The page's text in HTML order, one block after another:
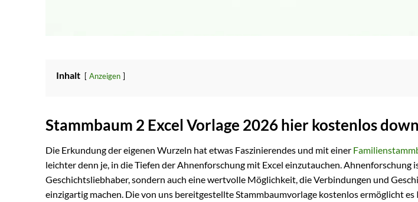
Inhalt Anzeigen
Stammbaum 2 Excel Vorlage 2026 hier kostenlos
Die Erkundung der eigenen Wurzeln hat etwas Faszinierendes und mit einer
leichter denn je, in die Tiefen der Ahnenforschung mit Excel einzutauchen. Ahnenforschung
Geschichtsliebhaber, sondern auch eine wertvolle Möglichkeit, die Verbindungen und
einzigartig machen. Die von uns bereitgestellte Stammbaumvorlage kostenlos ermöglicht